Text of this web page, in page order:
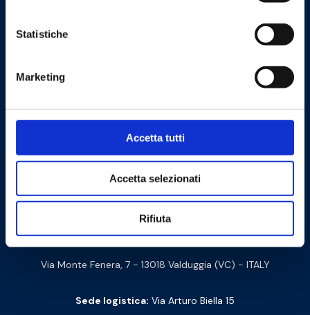
Statistiche
Marketing
Accetta tutti
Accetta selezionati
Rifiuta
Cookie Policy Privacy Policy
Contattaci
Barberi Rubinetterie Industriali S.r.l. a socio unico
Cod. Fisc. e P. IVA: 00252070024
Via Monte Fenera, 7 - 13018 Valduggia (VC) - ITALY
Sede logistica: Via Arturo Biella 15